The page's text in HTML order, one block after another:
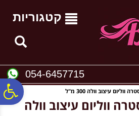
נגישות
קטגוריות
054-6457715
עיצוב וולה 300 מ"ל
ווליום עיצוב וולה